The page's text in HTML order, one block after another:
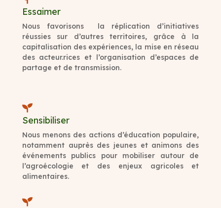
Essaimer
Nous favorisons la réplication d’initiatives
réussies sur d’autres territoires, grâce à la
capitalisation des expériences, la mise en réseau
des acteur.rices et l’organisation d’espaces de
partage et de transmission.

Sensibiliser
Nous menons des actions d’éducation populaire,
notamment auprès des jeunes et animons des
événements publics pour mobiliser autour de
l’agroécologie et des enjeux agricoles et
alimentaires.
